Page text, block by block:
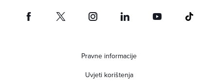
Pravne informacije
Uvjeti korištenja